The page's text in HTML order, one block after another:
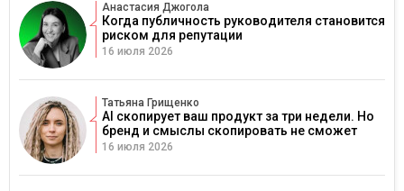
Анастасия Джогола
Когда публичность руководителя становится
риском для репутации
16 июля 2026
Татьяна Грищенко
AI скопирует ваш продукт за три недели. Но
бренд и смыслы скопировать не сможет
16 июля 2026